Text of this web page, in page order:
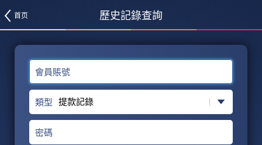
首页 歷史記錄查詢
會員賬號
類型
密碼